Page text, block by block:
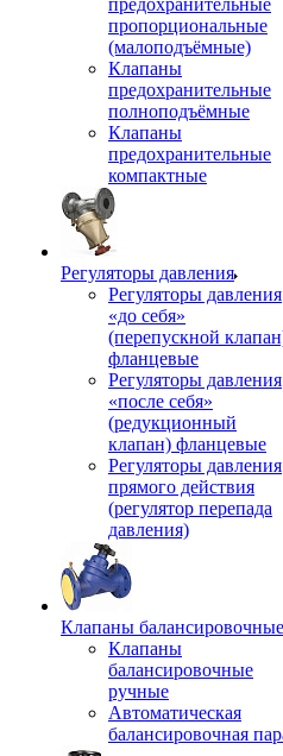
предохранительные
пропорциональные
(малоподъёмные)
Клапаны
предохранительные
полноподъёмные
Клапаны
предохранительные
компактные
Регуляторы давления
Регуляторы давления
«до себя»
(перепускной
фланцевые
Регуляторы давления
«после себя»
(редукционный
клапан) фланцевые
Регуляторы давления
прямого действия
(регулятор перепада
давления)
Клапаны балансировочные
Клапаны
балансировочные
ручные
Автоматическая
балансировочная